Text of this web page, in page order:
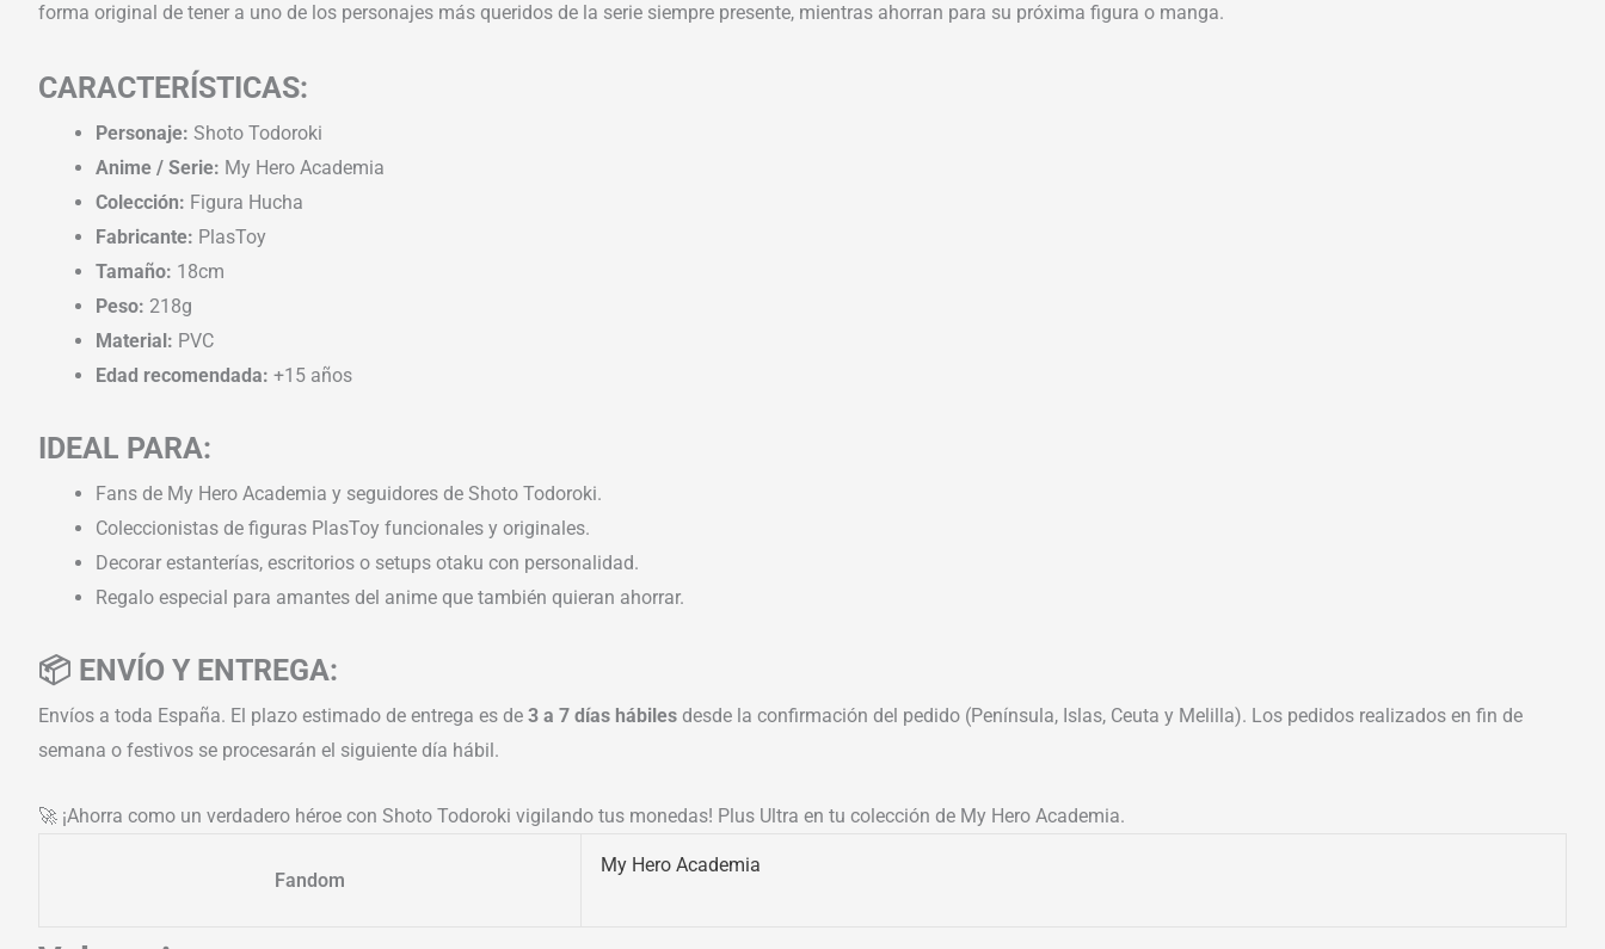
forma original de tener a uno de los personajes más queridos de la serie siempre presente, mientras ahorran para su próxima figura o manga.
CARACTERÍSTICAS:
Personaje: Shoto Todoroki
Anime / Serie: My Hero Academia
Colección: Figura Hucha
Fabricante: PlasToy
Tamaño: 18cm
Peso: 218g
Material: PVC
Edad recomendada: +15 años
IDEAL PARA:
Fans de My Hero Academia y seguidores de Shoto Todoroki.
Coleccionistas de figuras PlasToy funcionales y originales.
Decorar estanterías, escritorios o setups otaku con personalidad.
Regalo especial para amantes del anime que también quieran ahorrar.
📦 ENVÍO Y ENTREGA:
Envíos a toda España. El plazo estimado de entrega es de 3 a 7 días hábiles desde la confirmación del pedido (Península, Islas, Ceuta y Melilla). Los pedidos realizados en fin de
semana o festivos se procesarán el siguiente día hábil.
🚀 ¡Ahorra como un verdadero héroe con Shoto Todoroki vigilando tus monedas! Plus Ultra en tu colección de My Hero Academia.
Fandom
My Hero Academia